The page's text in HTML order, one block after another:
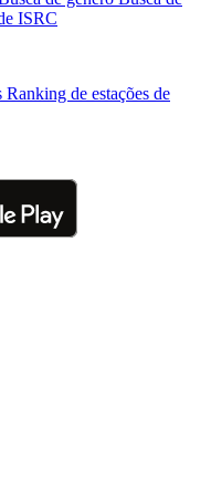
ISRC
Ranking de estações de